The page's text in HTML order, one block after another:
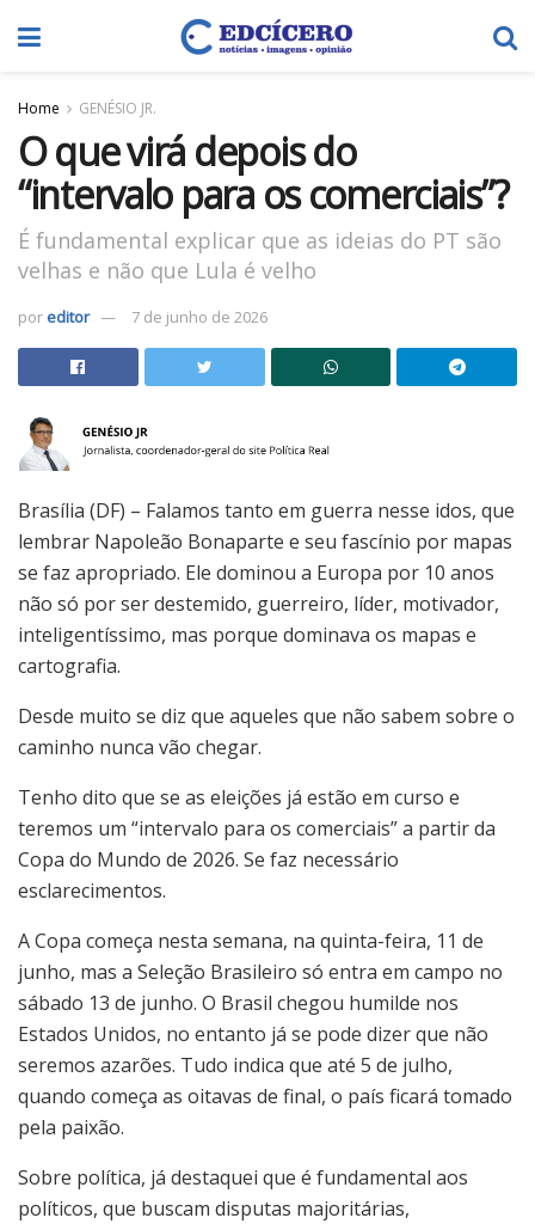
Home GENÉSIO JR.
O que virá depois do
“intervalo para os comerciais”?
É fundamental explicar que as ideias do PT são
velhas e não que Lula é velho
por editor 7 de junho de 2026
Brasília (DF) – Falamos tanto em guerra nesse idos, que
lembrar Napoleão Bonaparte e seu fascínio por mapas
se faz apropriado. Ele dominou a Europa por 10 anos
não só por ser destemido, guerreiro, líder, motivador,
inteligentíssimo, mas porque dominava os mapas e
cartografia.
Desde muito se diz que aqueles que não sabem sobre o
caminho nunca vão chegar.
Tenho dito que se as eleições já estão em curso e
teremos um “intervalo para os comerciais” a partir da
Copa do Mundo de 2026. Se faz necessário
esclarecimentos.
A Copa começa nesta semana, na quinta-feira, 11 de
junho, mas a Seleção Brasileiro só entra em campo no
sábado 13 de junho. O Brasil chegou humilde nos
Estados Unidos, no entanto já se pode dizer que não
seremos azarões. Tudo indica que até 5 de julho,
quando começa as oitavas de final, o país ficará tomado
pela paixão.
Sobre política, já destaquei que é fundamental aos
políticos, que buscam disputas majoritárias,